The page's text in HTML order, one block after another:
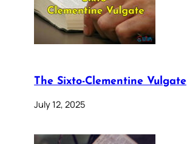
The Sixto-Clementine Vulgate
July 12, 2025